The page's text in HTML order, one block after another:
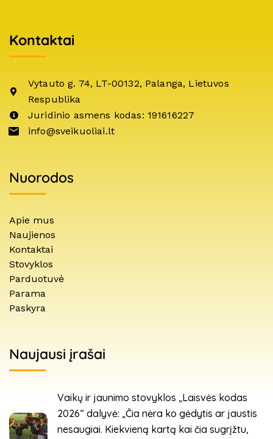
Kontaktai
Vytauto g. 74, LT-00132, Palanga, Lietuvos
Respublika
Juridinio asmens kodas: 191616227
info@sveikuoliai.lt
Nuorodos
Apie mus
Naujienos
Kontaktai
Stovyklos
Parduotuvė
Parama
Paskyra
Naujausi įrašai
Vaikų ir jaunimo stovyklos „Laisvės kodas
2026“ dalyvė: „Čia nėra ko gėdytis ar jaustis
nesaugiai. Kiekvieną kartą kai čia sugrįžtu,